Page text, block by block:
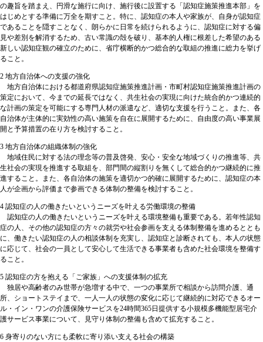
の趣旨を踏まえ、円滑な施行に向け、施行後に設置する「認知症施策推進本部」を
はじめとする準備に万全を期すこと。特に、認知症の本人や家族が、自身が認知症
であることを隠すことなく、朗らかに日常を続けられるように、認知症に対する偏
見や差別を解消するため、古い常識の殻を破り、基本的人権に根差した希望のある
新しい認知症観の確立のために、省庁横断的かつ総合的な取組の推進に総力を挙げ
ること。
2 地方自治体への支援の強化
地方自治体における都道府県認知症施策推進計画・市町村認知症施策推進計画の
策定において、今までの延長ではなく、共生社会の実現に向けた統合的かつ連続的
な計画の策定を可能にする専門人材の派遣など、適切な支援を行うこと。また、各
自治体が主体的に実効性の高い施策を自在に展開するために、自由度の高い事業展
開と予算措置の在り方を検討すること。
3 地方自治体の組織体制の強化
地域住民に対する法の理念等の普及啓発、安心・安全な地域づくりの推進等、共
生社会の実現を推進する取組を、部門間の縦割りを無くして総合的かつ継続的に推
進すること。また、各自治体の施策を適切かつ的確に展開するために、認知症の本
人が企画から評価まで参画できる体制の整備を検討すること。
4 認知症の人の働きたいというニーズを叶える労働環境の整備
認知症の人の働きたいというニーズを叶える環境整備も重要である。若年性認知
症の人、その他の認知症の方々の就労や社会参画を支える体制整備を進めるととも
に、働きたい認知症の人の相談体制を充実し、認知症と診断されても、本人の状態
に応じて、社会の一員として安心して生活できる事業者も含めた社会環境を整備す
ること。
5 認知症の方を抱える「ご家族」への支援体制の拡充
独居や高齢者のみ世帯が急増する中で、一つの事業所で相談から訪問介護、通
所、ショートステイまで、一人一人の状態の変化に応じて継続的に対応できるオー
ル・イン・ワンの介護保険サービスを24時間365日提供する小規模多機能型居宅介
護サービス事業について、見守り体制の整備も含めて拡充すること。
6 身寄りのない方にも柔軟に寄り添い支える社会の構築